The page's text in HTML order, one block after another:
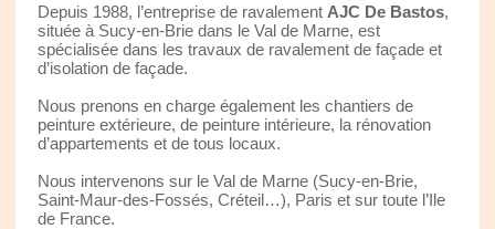
Depuis 1988, l’entreprise de ravalement AJC De Bastos,
située à Sucy-en-Brie dans le Val de Marne, est
spécialisée dans les travaux de ravalement de façade et
d’isolation de façade.
Nous prenons en charge également les chantiers de
peinture extérieure, de peinture intérieure, la rénovation
d’appartements et de tous locaux.
Nous intervenons sur le Val de Marne (Sucy-en-Brie,
Saint-Maur-des-Fossés, Créteil…), Paris et sur toute l’Ile
de France.